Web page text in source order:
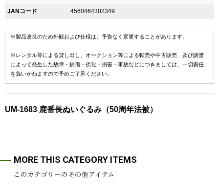
JANコード 4560464302349
※製品改良のため外観および仕様は、予告なく変更することがあります。
※レンタル等による貸し出し、オークション等による転売や中古販売、及び譲渡
によって発生した故障・損傷・劣化・損害・事故などにつきましては、一切責任
を負いかねますので予めご了承ください。
UM-1683 鹿番長ぬいぐるみ（50周年法被）
MORE THIS CATEGORY ITEMS
このカテゴリーのその他アイテム